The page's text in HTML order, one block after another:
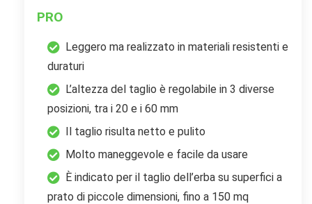
PRO
Leggero ma realizzato in materiali resistenti e
duraturi
L’altezza del taglio è regolabile in 3 diverse
posizioni, tra i 20 e i 60 mm
Il taglio risulta netto e pulito
Molto maneggevole e facile da usare
È indicato per il taglio dell’erba su superfici a
prato di piccole dimensioni, fino a 150 mq